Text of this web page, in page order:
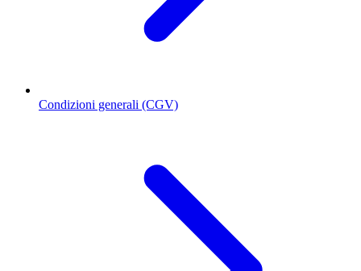
Condizioni generali (CGV)